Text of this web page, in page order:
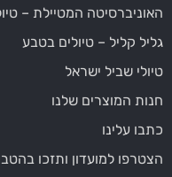
האוניברסיטה המטיילת –
גליל קליל – טיולים בטבע
טיולי שביל ישראל
חנות המוצרים שלנו
כתבו עלינו
הצטרפו למועדון ותזכו